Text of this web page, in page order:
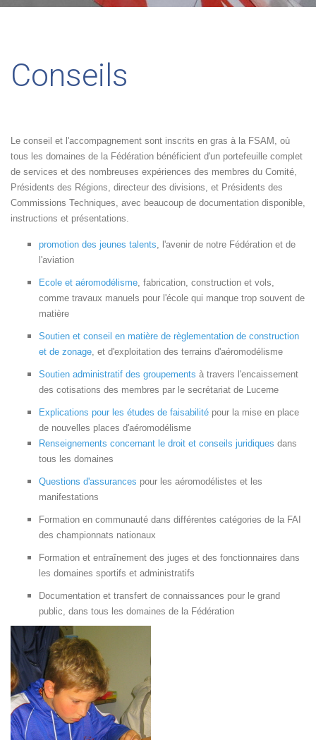
Conseils
Le conseil et l'accompagnement sont inscrits en gras à la FSAM, où
tous les domaines de la Fédération bénéficient d'un portefeuille complet
de services et des nombreuses expériences des membres du Comité,
Présidents des Régions, directeur des divisions, et Présidents des
Commissions Techniques, avec beaucoup de documentation disponible,
instructions et présentations.
promotion des jeunes talents, l'avenir de notre Fédération et de
l'aviation
Ecole et aéromodélisme, fabrication, construction et vols,
comme travaux manuels pour l'école qui manque trop souvent de
matière
Soutien et conseil en matière de règlementation de construction
et de zonage, et d'exploitation des terrains d'aéromodélisme
Soutien administratif des groupements à travers l'encaissement
des cotisations des membres par le secrétariat de Lucerne
Explications pour les études de faisabilité pour la mise en place
de nouvelles places d'aéromodélisme
Renseignements concernant le droit et conseils juridiques dans
tous les domaines
Questions d'assurances pour les aéromodélistes et les
manifestations
Formation en communauté dans différentes catégories de la FAI
des championnats nationaux
Formation et entraînement des juges et des fonctionnaires dans
les domaines sportifs et administratifs
Documentation et transfert de connaissances pour le grand
public, dans tous les domaines de la Fédération